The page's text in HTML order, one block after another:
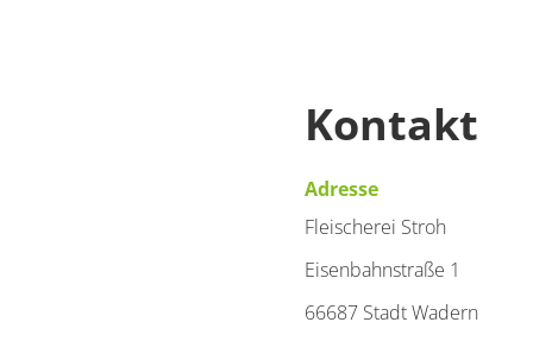
Kontakt
Adresse
Fleischerei Stroh
Eisenbahnstraße 1
66687 Stadt Wadern